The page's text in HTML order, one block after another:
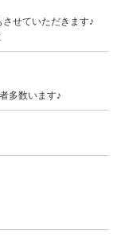
せていただきます♪
多数います♪